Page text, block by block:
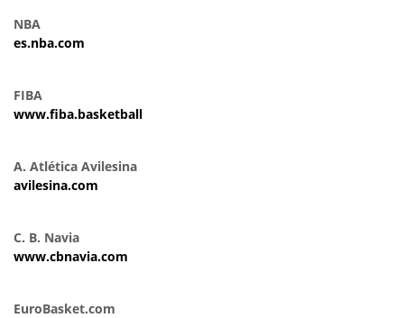
NBA
es.nba.com
FIBA
www.fiba.basketball
A. Atlética Avilesina
avilesina.com
C. B. Navia
www.cbnavia.com
EuroBasket.com